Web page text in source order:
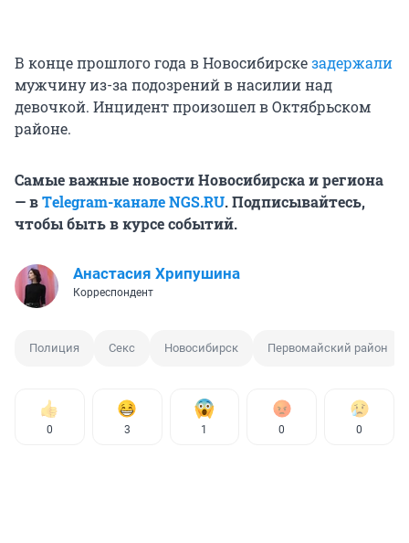
В конце прошлого года в Новосибирскезадержали
мужчину из-за подозрений в насилии над
девочкой. Инцидент произошел в Октябрьском
районе.
Самые важные новости Новосибирска и региона
— вТelegram-канале NGS.RU. Подписывайтесь,
чтобы быть в курсе событий.
Анастасия Хрипушина
Корреспондент
Полиция Секс Новосибирск Первомайский район
0 3 1 0 0